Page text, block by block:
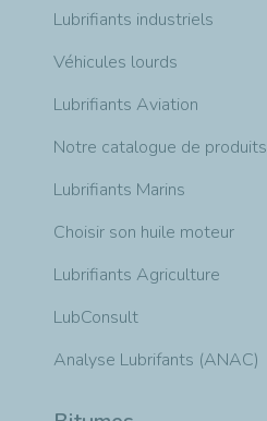
Lubrifiants industriels
Véhicules lourds
Lubrifiants Aviation
Notre catalogue de produits
Lubrifiants Marins
Choisir son huile moteur
Lubrifiants Agriculture
LubConsult
Analyse Lubrifants (ANAC)